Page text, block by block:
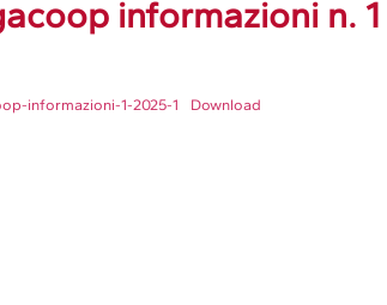
informazioni n. 1
informazioni-1-2025-1 Download